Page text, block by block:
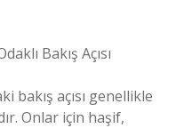
Bakış Açısı
bakış açısı genellikle
Onlar için haşif,